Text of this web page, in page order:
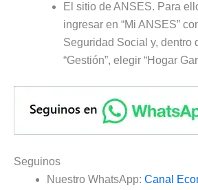
El sitio de ANSES. Para
ingresar en “Mi ANSES”
Seguridad Social y, dentro
“Gestión”, elegir “Hogar
Seguinos
Nuestro WhatsApp: Canal